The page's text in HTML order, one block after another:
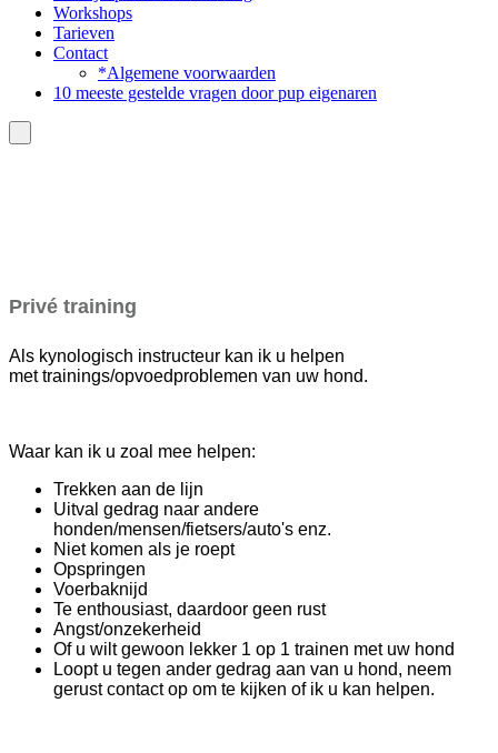
Workshops
Tarieven
Contact
*Algemene voorwaarden
10 meeste gestelde vragen door pup eigenaren
Privé training
Als kynologisch instructeur kan ik u helpen
met trainings/opvoedproblemen van uw hond.
Waar kan ik u zoal mee helpen:
Trekken aan de lijn
Uitval gedrag naar andere
honden/mensen/fietsers/auto's enz.
Niet komen als je roept
Opspringen
Voerbaknijd
Te enthousiast, daardoor geen rust
Angst/onzekerheid
Of u wilt gewoon lekker 1 op 1 trainen met uw hond
Loopt u tegen ander gedrag aan van u hond, neem
gerust contact op om te kijken of ik u kan helpen.